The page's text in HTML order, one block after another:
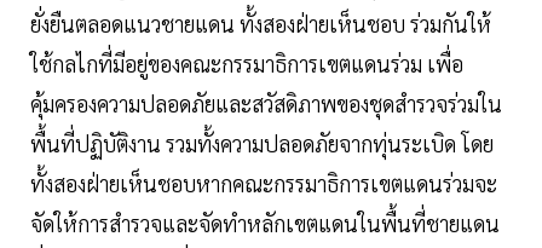
ยั่งยืนตลอดแนวชายแดน ทั้งสองฝ่ายเห็นชอบ ร่วมกันให้
ใช้กลไกที่มีอยู่ของคณะกรรมาธิการเขตแดนร่วม เพื่อ
คุ้มครองความปลอดภัยและสวัสดิภาพของชุดสำรวจร่วมใน
พื้นที่ปฏิบัติงาน รวมทั้งความปลอดภัยจากทุ่นระเบิด โดย
ทั้งสองฝ่ายเห็นชอบหากคณะกรรมาธิการเขตแดนร่วมจะ
จัดให้การสำรวจและจัดทำหลักเขตแดนในพื้นที่ชายแดน